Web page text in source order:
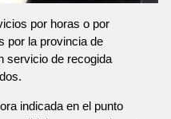
por horas o por
por la provincia de
servicio de recogida
indicada en el punto